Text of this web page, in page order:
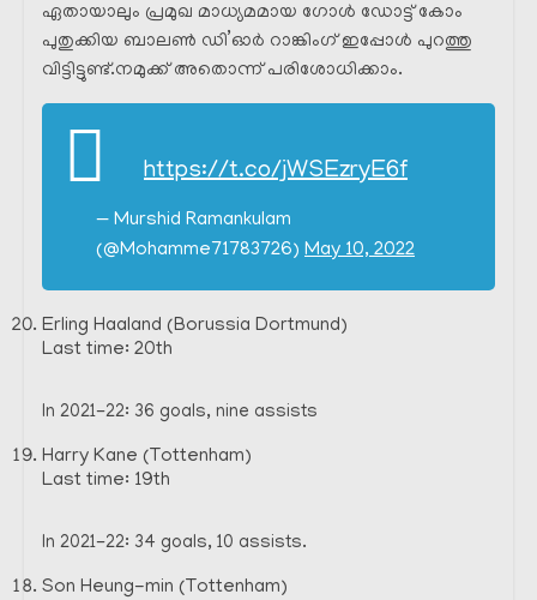
ഏതായാലും പ്രമുഖ മാധ്യമമായ ഗോൾ ഡോട്ട് കോം
പുതുക്കിയ ബാലൺ ഡി’ഓർ റാങ്കിംഗ് ഇപ്പോൾ പുറത്തു
വിട്ടിട്ടുണ്ട്.നമുക്ക് അതൊന്ന് പരിശോധിക്കാം.
https://t.co/jWSEzryE6f
— Murshid Ramankulam
(@Mohamme71783726) May 10, 2022
Erling Haaland (Borussia Dortmund)
Last time: 20th
In 2021-22: 36 goals, nine assists
Harry Kane (Tottenham)
Last time: 19th
In 2021-22: 34 goals, 10 assists.
Son Heung-min (Tottenham)